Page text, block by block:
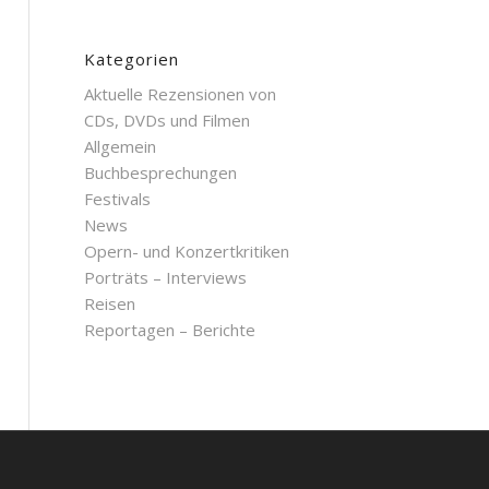
Kategorien
Aktuelle Rezensionen von
CDs, DVDs und Filmen
Allgemein
Buchbesprechungen
Festivals
News
Opern- und Konzertkritiken
Porträts – Interviews
Reisen
Reportagen – Berichte